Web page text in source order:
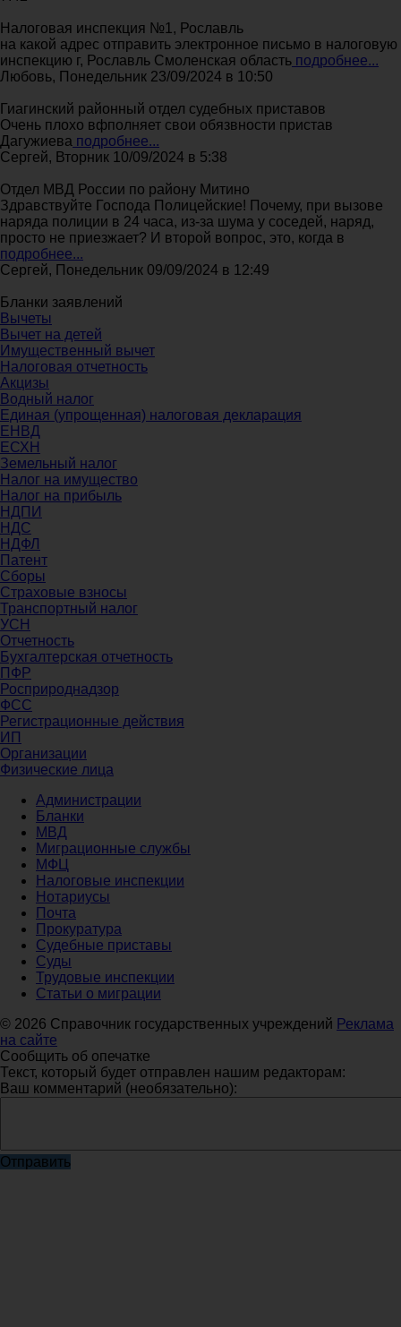
Налоговая инспекция №1, Рославль
на какой адрес отправить электронное письмо в налоговую
инспекцию г, Рославль Смоленская область подробнее...
Любовь, Понедельник 23/09/2024 в 10:50
Гиагинский районный отдел судебных приставов
Очень плохо вфполняет свои обязвности пристав
Дагужиева подробнее...
Сергей, Вторник 10/09/2024 в 5:38
Отдел МВД России по району Митино
Здравствуйте Господа Полицейские! Почему, при вызове
наряда полиции в 24 часа, из-за шума у соседей, наряд,
просто не приезжает? И второй вопрос, это, когда в
подробнее...
Сергей, Понедельник 09/09/2024 в 12:49
Бланки заявлений
Вычеты
Вычет на детей
Имущественный вычет
Налоговая отчетность
Акцизы
Водный налог
Единая (упрощенная) налоговая декларация
ЕНВД
ЕСХН
Земельный налог
Налог на имущество
Налог на прибыль
НДПИ
НДС
НДФЛ
Патент
Сборы
Страховые взносы
Транспортный налог
УСН
Отчетность
Бухгалтерская отчетность
ПФР
Росприроднадзор
ФСС
Регистрационные действия
ИП
Организации
Физические лица
Администрации
Бланки
МВД
Миграционные службы
МФЦ
Налоговые инспекции
Нотариусы
Почта
Прокуратура
Судебные приставы
Суды
Трудовые инспекции
Статьи о миграции
© 2026 Справочник государственных учреждений Реклама
на сайте
Сообщить об опечатке
Текст, который будет отправлен нашим редакторам:
Ваш комментарий (необязательно):
Отправить